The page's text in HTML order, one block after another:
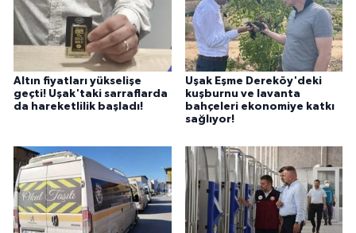
Altın fiyatları yükselişe
geçti! Uşak'taki sarraflarda
da hareketlilik başladı!
Uşak Eşme Dereköy'deki
kuşburnu ve lavanta
bahçeleri ekonomiye katkı
sağlıyor!